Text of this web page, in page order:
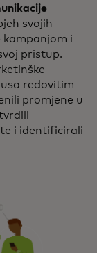
svojih
kampanjom i
pristup.
redovitim
promjene u
i identificirali